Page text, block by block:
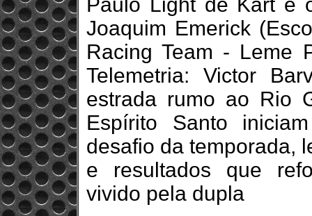
Joaquim Emerick
Racing Team - Leme
Telemetria: Victor
estrada rumo ao Rio
Espírito Santo
desafio da temporada,
e resultados que
vivido pela dupla